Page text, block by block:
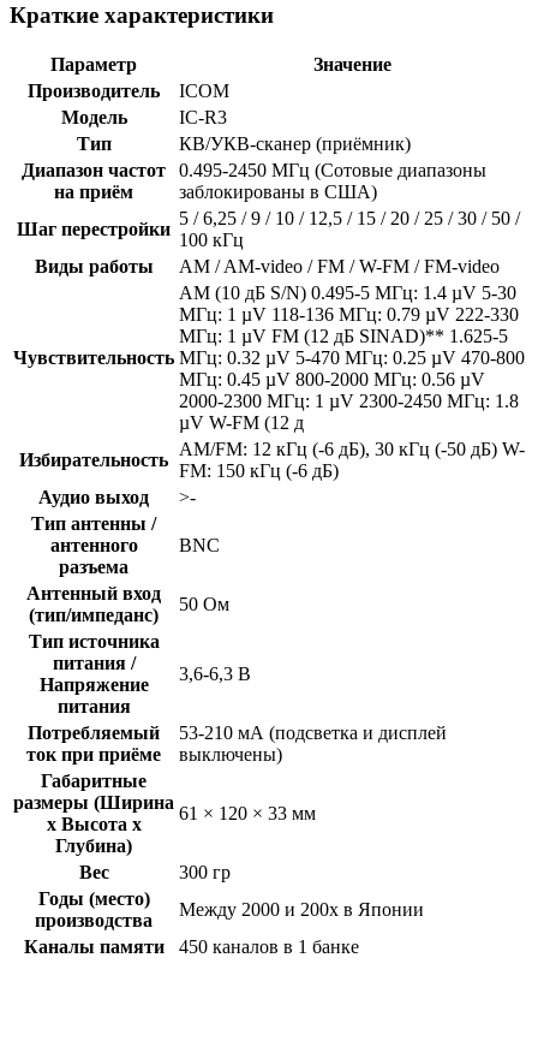
Краткие характеристики
Параметр
Значение
Производитель
ICOM
Модель
IC-R3
Тип
КВ/УКВ-сканер (приёмник)
Диапазон частот
на приём
0.495-2450 МГц (Сотовые диапазоны
заблокированы в США)
Шаг перестройки
5 / 6,25 / 9 / 10 / 12,5 / 15 / 20 / 25 / 30 / 50 /
100 кГц
Виды работы
AM / AM-video / FM / W-FM / FM-video
Чувствительность
AM (10 дБ S/N) 0.495-5 МГц: 1.4 µV 5-30
МГц: 1 µV 118-136 МГц: 0.79 µV 222-330
МГц: 1 µV FM (12 дБ SINAD)** 1.625-5
МГц: 0.32 µV 5-470 МГц: 0.25 µV 470-800
МГц: 0.45 µV 800-2000 МГц: 0.56 µV
2000-2300 МГц: 1 µV 2300-2450 МГц: 1.8
µV W-FM (12 д
Избирательность
AM/FM: 12 кГц (-6 дБ), 30 кГц (-50 дБ) W-
FM: 150 кГц (-6 дБ)
Аудио выход
>-
Тип антенны /
антенного
разъема
BNC
Антенный вход
(тип/импеданс)
50 Ом
Тип источника
питания /
Напряжение
питания
3,6-6,3 В
Потребляемый
ток при приёме
53-210 мА (подсветка и дисплей
выключены)
Габаритные
размеры (Ширина
x Высота x
Глубина)
61 × 120 × 33 мм
Вес
300 гр
Годы (место)
производства
Между 2000 и 200x в Японии
Каналы памяти
450 каналов в 1 банке